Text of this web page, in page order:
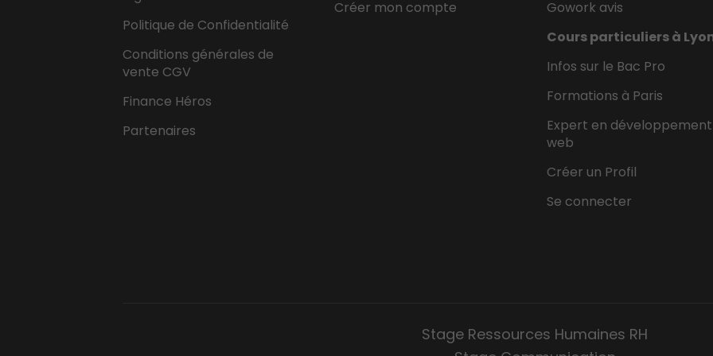
Politique de Confidentialité
Conditions générales de
vente CGV
Finance Héros
Partenaires
Créer mon compte
Gowork avis
Cours particuliers à
Infos sur le Bac Pro
Formations à Paris
Expert en développement
web
Créer un Profil
Se connecter
Stage Ressources Humaines RH